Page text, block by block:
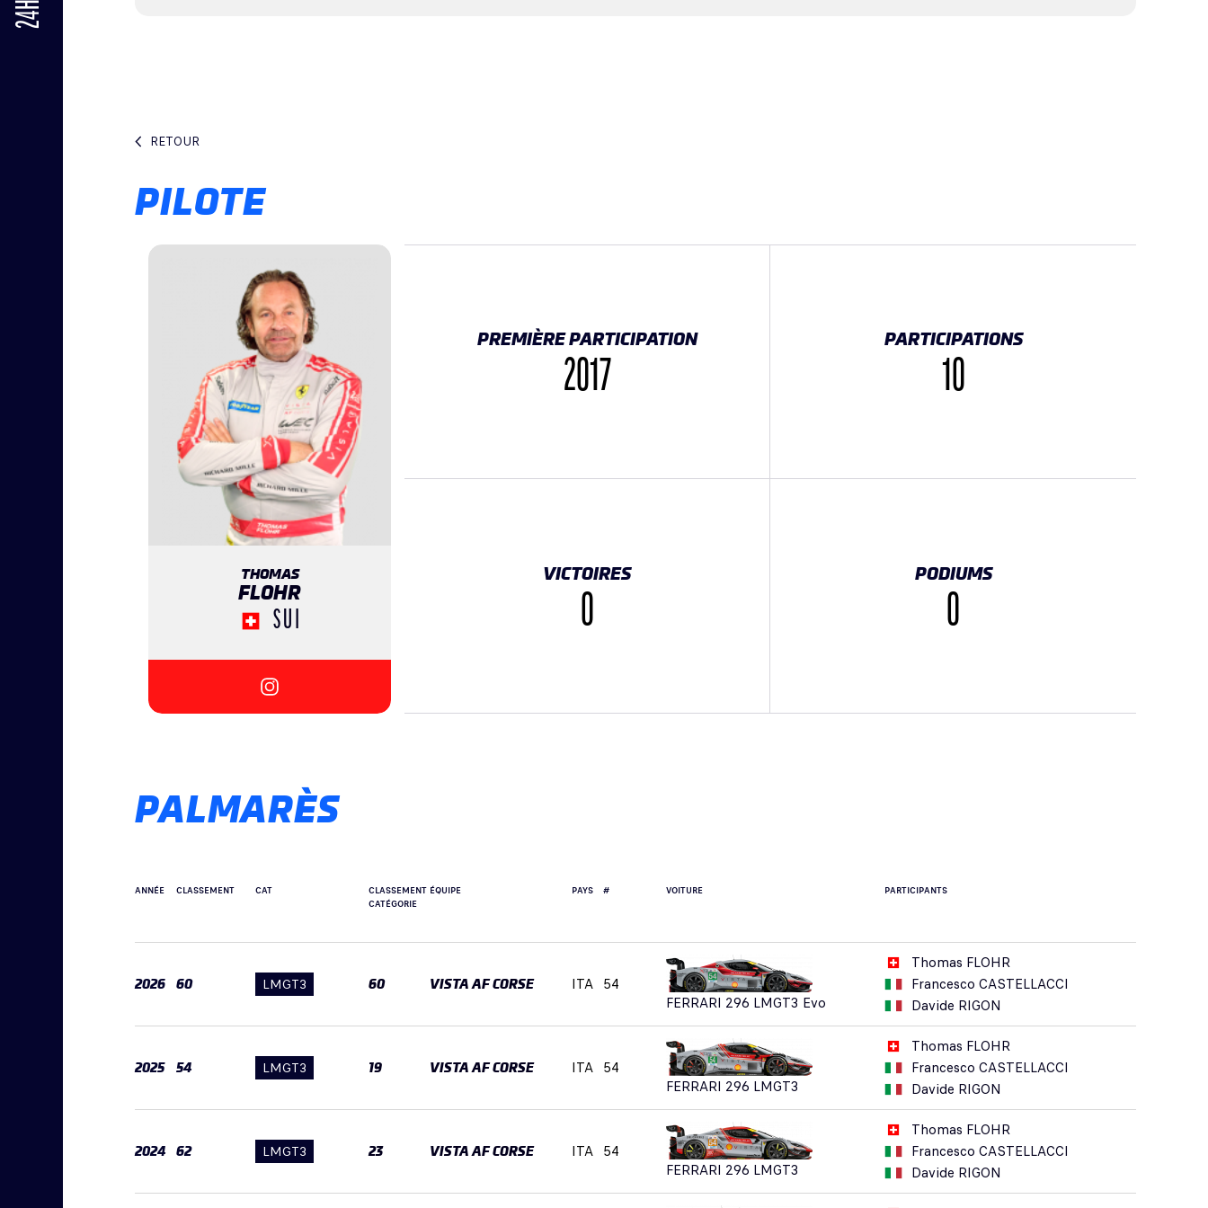
RETOUR
PILOTE
THOMAS
FLOHR
SUI
{{SEESOCIALNETWORK}}
PREMIÈRE PARTICIPATION
2017
PARTICIPATIONS
10
VICTOIRES
0
PODIUMS
0
PALMARÈS
ANNÉE CLASSEMENT CAT
CLASSEMENT
CATÉGORIE
ÉQUIPE PAYS # VOITURE PARTICIPANTS
2026 60 LMGT3 60 VISTA AF CORSE ITA 54
FERRARI 296 LMGT3 Evo
Thomas FLOHR
Francesco CASTELLACCI
Davide RIGON
2025 54 LMGT3 19 VISTA AF CORSE ITA 54
FERRARI 296 LMGT3
Thomas FLOHR
Francesco CASTELLACCI
Davide RIGON
2024 62 LMGT3 23 VISTA AF CORSE ITA 54
FERRARI 296 LMGT3
Thomas FLOHR
Francesco CASTELLACCI
Davide RIGON